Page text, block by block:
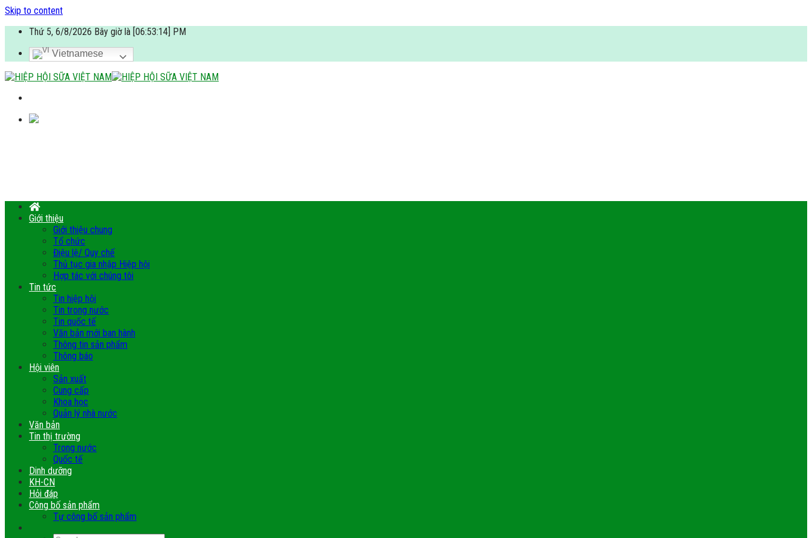
Skip to content
Thứ 5, 6/8/2026 Bây giờ là [06:53:15] PM
Vietnamese
Giới thiệu
Giới thiệu chung
Tổ chức
Điệu lệ/ Quy chế
Thủ tục gia nhập Hiệp hội
Hợp tác với chúng tôi
Tin tức
Tin hiệp hội
Tin trong nước
Tin quốc tế
Văn bản mới ban hành
Thông tin sản phẩm
Thông báo
Hội viên
Sản xuất
Cung cấp
Khoa học
Quản lý nhà nước
Văn bản
Tin thị trường
Trong nước
Quốc tế
Dinh dưỡng
KH-CN
Hỏi đáp
Công bố sản phẩm
Tự công bố sản phẩm